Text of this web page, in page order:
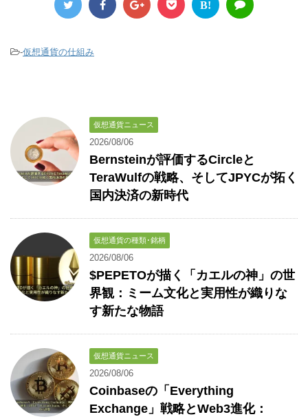
B!
-仮想通貨の仕組み
仮想通貨ニュース
2026/08/06
Bernsteinが評価するCircleと
TeraWulfの戦略、そしてJPYCが拓く
国内決済の新時代
仮想通貨の種類･銘柄
2026/08/06
$PEPETOが描く「カエルの神」の世
界観：ミーム文化と実用性が織りな
す新たな物語
仮想通貨ニュース
2026/08/06
Coinbaseの「Everything
Exchange」戦略とWeb3進化：